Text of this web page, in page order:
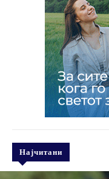
Најчитани